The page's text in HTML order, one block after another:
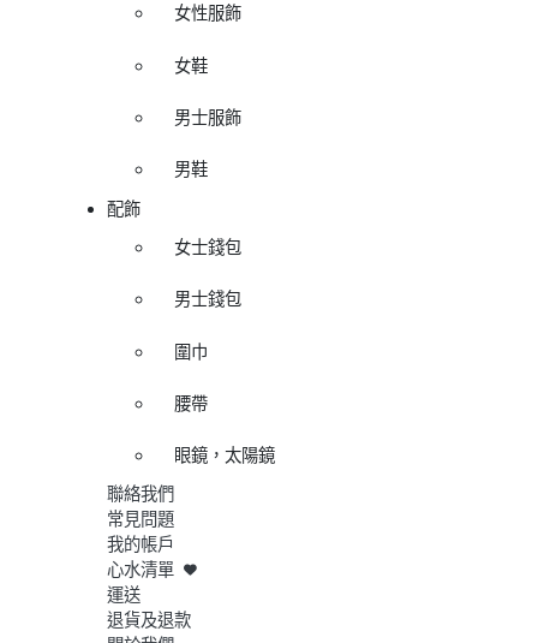
女性服飾
女鞋
男士服飾
男鞋
配飾
女士錢包
男士錢包
圍巾
腰帶
眼鏡，太陽鏡
聯絡我們
常見問題
我的帳戶
心水清單
運送
退貨及退款